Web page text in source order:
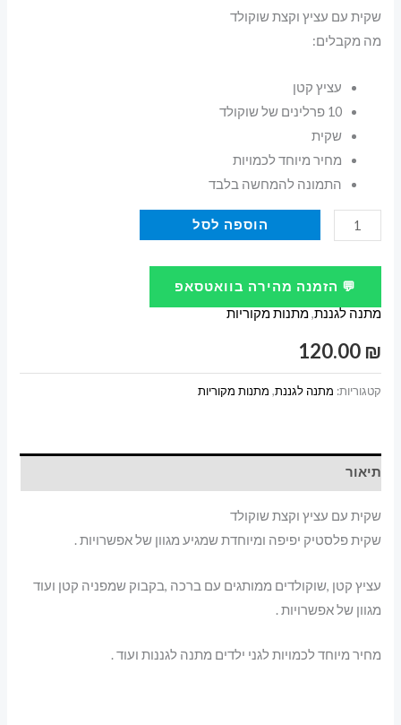
שקית עם עציץ וקצת שוקולד
מה מקבלים:
עציץ קטן
10 פרלינים של שוקולד
שקית
מחיר מיוחד לכמויות
התמונה להמחשה בלבד
כמות
של
שקית
עציץ
וקצת
הוספה לסל
💬 הזמנה מהירה בוואטסאפ
מתנה לגננת,מתנות מקוריות
120.00 ₪
קטגוריות: מתנה לגננת, מתנות מקוריות
תיאור
שקית עם עציץ וקצת שוקולד
שקית פלסטיק יפיפה ומיוחדת שמגיע מגוון של אפשרויות .
עציץ קטן ,שוקולדים ממותגים עם ברכה ,בקבוק שמפניה קטן ועוד
מגוון של אפשרויות .
מחיר מיוחד לכמויות לגני ילדים מתנה לגננות ועוד .